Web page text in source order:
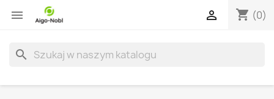
 shopping_cart (0)

search